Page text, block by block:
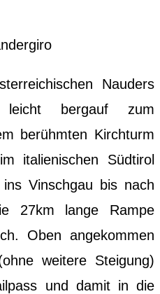
Nauders
bergauf zum
berühmten Kirchturm
italienischen Südtirol
Vinschgau bis nach
27km lange Rampe
Oben angekommen
weitere Steigung)
und damit in die